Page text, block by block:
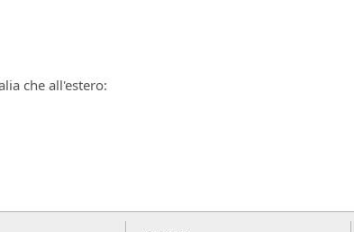
che all'estero: